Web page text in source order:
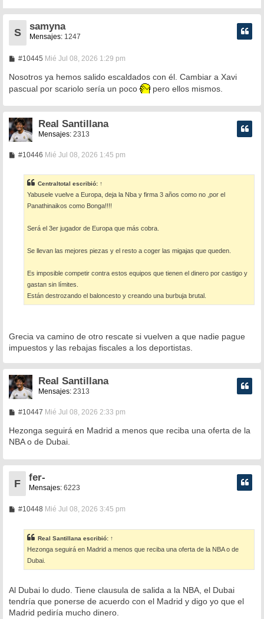
S
samyna
Mensajes: 1247
#10445M
n
s
a
e
Mié Jul 08, 2026 1:29 pm
Nosotros ya hemos salido escaldados con él. Cambiar a Xavi
pascual por scariolo sería un poco
pero ellos mismos.
Real Santillana
Mensajes: 2313
#10446M
a
j
e
Mié Jul 08, 2026 1:45 pm
Centraltotal escribió: ↑
Yabusele vuelve a Europa, deja la Nba y firma 3 años como no ,por el
Panathinaikos como Bonga!!!!
Será el 3er jugador de Europa que más cobra.
Se llevan las mejores piezas y el resto a coger las migajas que queden.
Es imposible competir contra estos equipos que tienen el dinero por castigo y
gastan sin límites.
Están destrozando el baloncesto y creando una burbuja brutal.
Grecia va camino de otro rescate si vuelven a que nadie pague
impuestos y las rebajas fiscales a los deportistas.
Real Santillana
Mensajes: 2313
#10447M
n
s
a
e
Mié Jul 08, 2026 2:33 pm
Hezonga seguirá en Madrid a menos que reciba una oferta de la
NBA o de Dubai.
F
fer-
Mensajes: 6223
#10448M
a
j
e
Mié Jul 08, 2026 3:45 pm
Real Santillana escribió: ↑
Hezonga seguirá en Madrid a menos que reciba una oferta de la NBA o de
Dubai.
Al Dubai lo dudo. Tiene clausula de salida a la NBA, el Dubai
tendría que ponerse de acuerdo con el Madrid y digo yo que el
Madrid pediría mucho dinero.